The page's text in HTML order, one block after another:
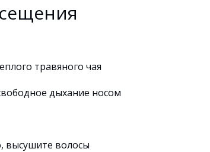
травяного чая
дыхание носом
высушите волосы